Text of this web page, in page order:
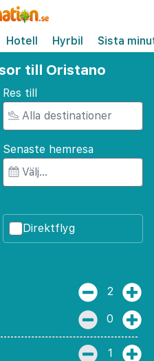
Hotell Hyrbil Sista
till Oristano
Res till
Senaste hemresa
Direktflyg
2
0
1